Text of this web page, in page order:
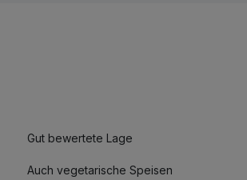
Gut bewertete Lage
Auch vegetarische Speisen